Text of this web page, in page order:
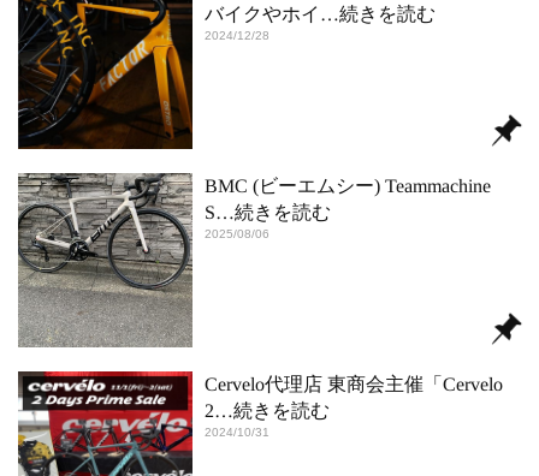
バイクやホイ …続きを読む
2024/12/28
BMC (ビーエムシー) Teammachine
S…続きを読む
2025/08/06
Cervelo代理店 東商会主催「Cervelo
2…続きを読む
2024/10/31